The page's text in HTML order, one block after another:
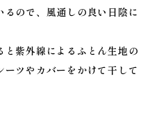
ので、風通しの良い日陰に
紫外線によるふとん生地の
ツやカバーをかけて干して